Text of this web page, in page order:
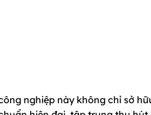
nghiệp này không chỉ sở